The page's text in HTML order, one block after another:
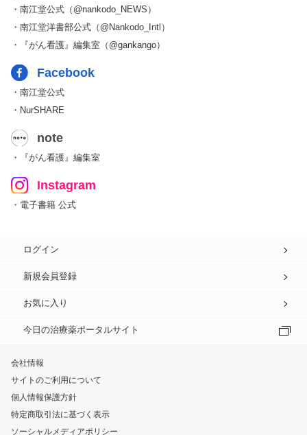
・南江堂公式（@nankodo_NEWS）
・南江堂洋書部公式（@Nankodo_Intl）
・『がん看護』編集室（@gankango）
Facebook
・南江堂公式
・NurSHARE
note
・『がん看護』編集室
Instagram
・電子書籍 公式
ログイン
新規会員登録
お気に入り
今日の治療薬ポータルサイト
会社情報
サイトのご利用について
個人情報保護方針
特定商取引法に基づく表示
ソーシャルメディアポリシー